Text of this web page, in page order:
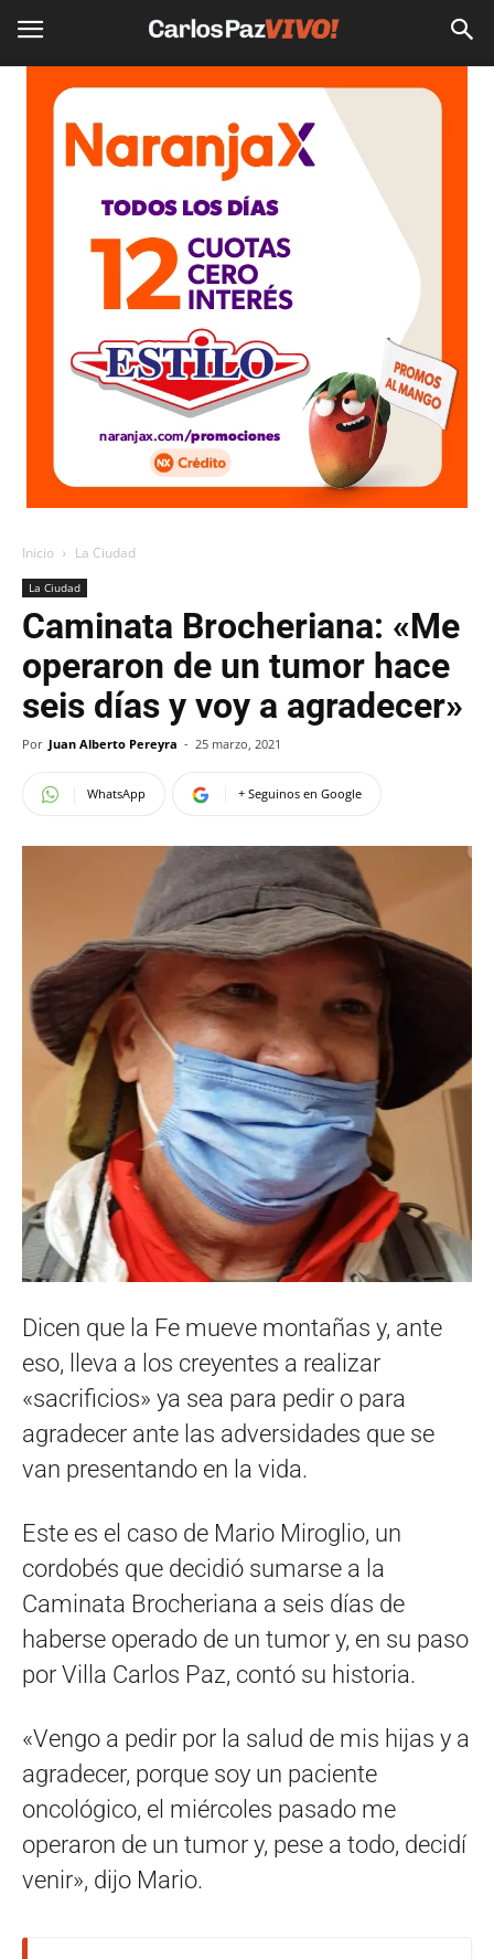
Inicio La Ciudad
La Ciudad
Caminata Brocheriana: «Me
operaron de un tumor hace
seis días y voy a agradecer»
Por Juan Alberto Pereyra - 25 marzo, 2021
WhatsApp + Seguinos en Google
Dicen que la Fe mueve montañas y, ante
eso, lleva a los creyentes a realizar
«sacrificios» ya sea para pedir o para
agradecer ante las adversidades que se
van presentando en la vida.
Este es el caso de Mario Miroglio, un
cordobés que decidió sumarse a la
Caminata Brocheriana a seis días de
haberse operado de un tumor y, en su paso
por Villa Carlos Paz, contó su historia.
«Vengo a pedir por la salud de mis hijas y a
agradecer, porque soy un paciente
oncológico, el miércoles pasado me
operaron de un tumor y, pese a todo, decidí
venir», dijo Mario.